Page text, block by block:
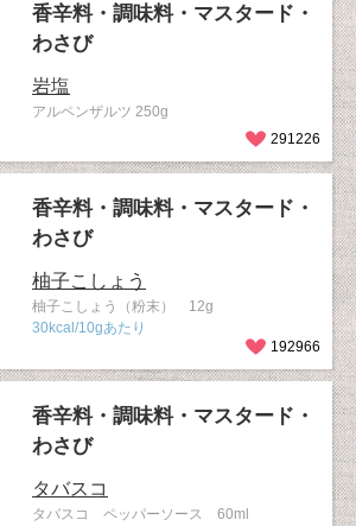
香辛料・調味料・マスタード・
わさび
岩塩
アルペンザルツ 250g
291226
香辛料・調味料・マスタード・
わさび
柚子こしょう
柚子こしょう（粉末） 12g
30kcal/10gあたり
192966
香辛料・調味料・マスタード・
わさび
タバスコ
タバスコ ペッパーソース 60ml